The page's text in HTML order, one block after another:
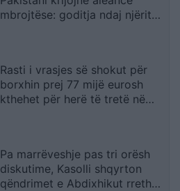
mbrojtëse: goditja ndaj njërit
Rasti i vrasjes së shokut për
borxhin prej 77 mijë eurosh
kthehet për herë të tretë në
Pa marrëveshje pas tri orësh
diskutime, Kasolli shqyrton
qëndrimet e Abdixhikut rreth